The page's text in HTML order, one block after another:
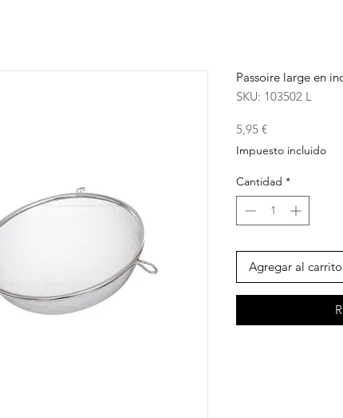
Passoire large en
SKU: 103502 L
5,95 €Precio
Impuesto incluido
Cantidad *
Agregar al carrito